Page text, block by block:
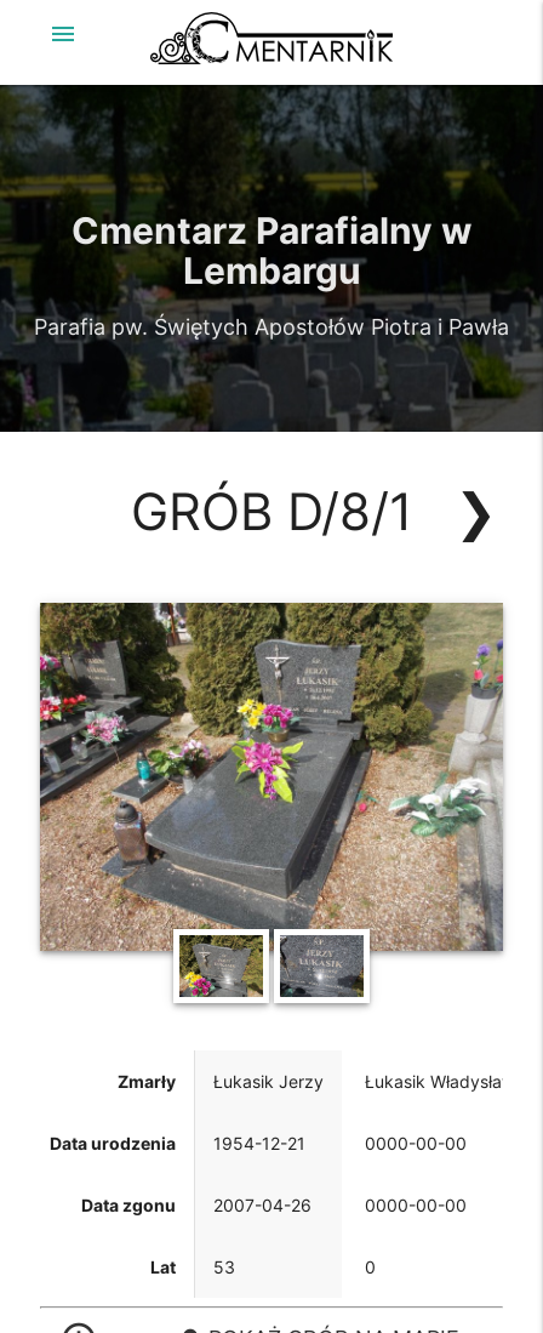
menu
Cmentarz Parafialny w
Lembargu
Parafia pw. Świętych Apostołów Piotra i Pawła
❯
GRÓB D/8/1
Zmarły
Data urodzenia
Data zgonu
Lat
Łukasik Jerzy
1954-12-21
2007-04-26
53
Łukasik Władysław
0000-00-00
0000-00-00
0